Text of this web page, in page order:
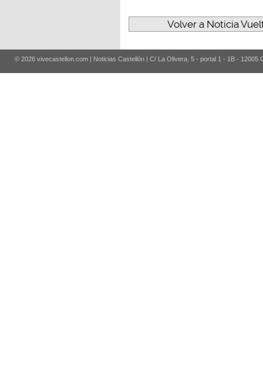
Volver a Noticia
© 2026 vivecastellon.com | Noticias Castellón | C/ La Olivera, 5 - portal 1 - 1B - 12005